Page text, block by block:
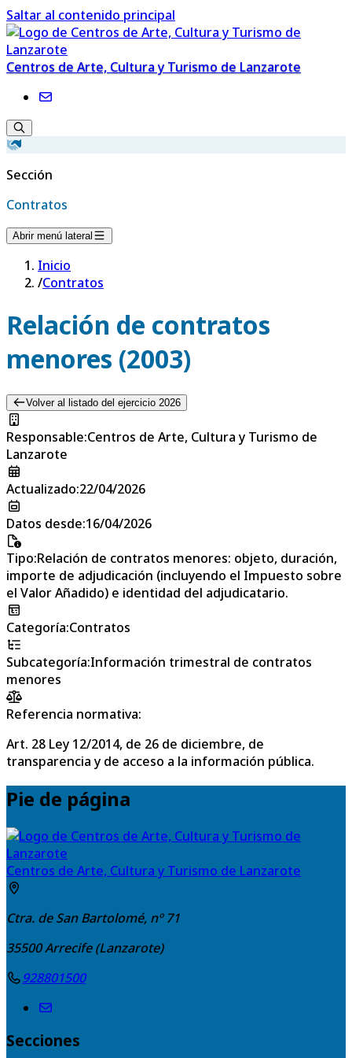
Saltar al contenido principal
Centros de Arte, Cultura y Turismo de Lanzarote
Sección
Contratos
Abrir menú lateral
Inicio
/Contratos
Relación de contratos
menores (2003)
Volver al listado del ejercicio 2026
Responsable:Centros de Arte, Cultura y Turismo de
Lanzarote
Actualizado:22/04/2026
Datos desde:16/04/2026
Tipo:Relación de contratos menores: objeto, duración,
importe de adjudicación (incluyendo el Impuesto sobre
el Valor Añadido) e identidad del adjudicatario.
Categoría:Contratos
Subcategoría:Información trimestral de contratos
menores
Referencia normativa:
Art. 28 Ley 12/2014, de 26 de diciembre, de
transparencia y de acceso a la información pública.
Pie de página
Centros de Arte, Cultura y Turismo de Lanzarote
Ctra. de San Bartolomé, nº 71
35500Arrecife (Lanzarote)
928801500
Secciones